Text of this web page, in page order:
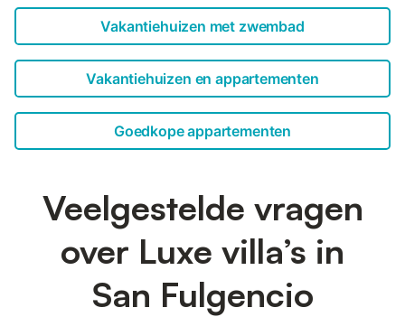
Vakantiehuizen met zwembad
Vakantiehuizen en appartementen
Goedkope appartementen
Veelgestelde vragen
over Luxe villa’s in
San Fulgencio